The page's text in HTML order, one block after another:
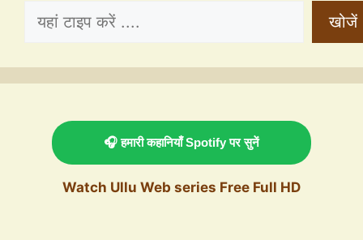
खोजें
🎧 हमारी कहानियाँ Spotify पर सुनें
Watch Ullu Web series Free Full HD